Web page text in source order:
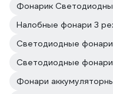
Фонарик
Налобные фонари 3
Светодиодные
Светодиодные фонари
Фонари